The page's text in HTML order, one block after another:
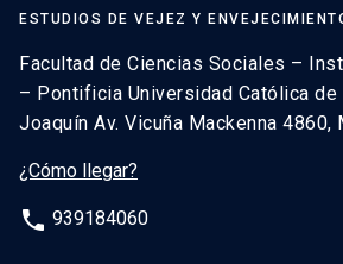
ESTUDIOS DE VEJEZ Y
Facultad de Ciencias Sociales –
– Pontificia Universidad Católica de
Joaquín Av. Vicuña Mackenna 4860,
¿Cómo llegar?
phone 939184060